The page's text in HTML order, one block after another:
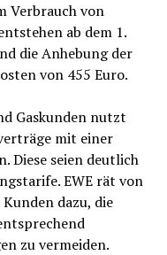
Verbrauch von
ab dem 1.
die Anhebung der
von 455 Euro.
Gaskunden nutzt
mit einer
Diese seien deutlich
EWE rät von
dazu, die
zu vermeiden.